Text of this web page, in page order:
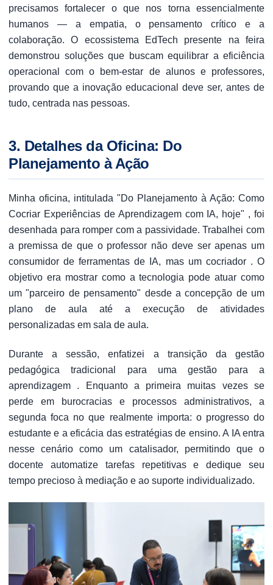
precisamos fortalecer o que nos torna essencialmente
humanos — a empatia, o pensamento crítico e a
colaboração. O ecossistema EdTech presente na feira
demonstrou soluções que buscam equilibrar a eficiência
operacional com o bem-estar de alunos e professores,
provando que a inovação educacional deve ser, antes de
tudo, centrada nas pessoas.
3. Detalhes da Oficina: Do
Planejamento à Ação
Minha oficina, intitulada "Do Planejamento à Ação: Como
Cocriar Experiências de Aprendizagem com IA, hoje" , foi
desenhada para romper com a passividade. Trabalhei com
a premissa de que o professor não deve ser apenas um
consumidor de ferramentas de IA, mas um cocriador . O
objetivo era mostrar como a tecnologia pode atuar como
um "parceiro de pensamento" desde a concepção de um
plano de aula até a execução de atividades
personalizadas em sala de aula.
Durante a sessão, enfatizei a transição da gestão
pedagógica tradicional para uma gestão para a
aprendizagem . Enquanto a primeira muitas vezes se
perde em burocracias e processos administrativos, a
segunda foca no que realmente importa: o progresso do
estudante e a eficácia das estratégias de ensino. A IA entra
nesse cenário como um catalisador, permitindo que o
docente automatize tarefas repetitivas e dedique seu
tempo precioso à mediação e ao suporte individualizado.